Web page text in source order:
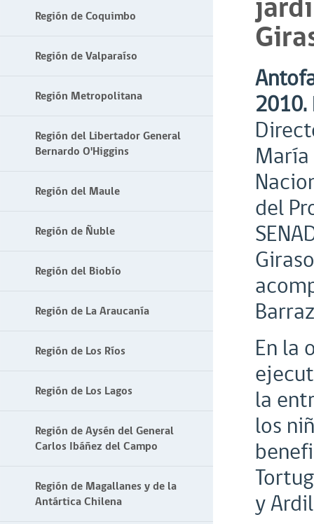
Región de Coquimbo
Región de Valparaíso
Región Metropolitana
Región del Libertador General
Bernardo O'Higgins
Región del Maule
Región de Ñuble
Región del Biobío
Región de La Araucanía
Región de Los Ríos
Región de Los Lagos
Región de Aysén del General
Carlos Ibáñez del Campo
Región de Magallanes y de la
Antártica Chilena
2010.
del
En la
la
los
y